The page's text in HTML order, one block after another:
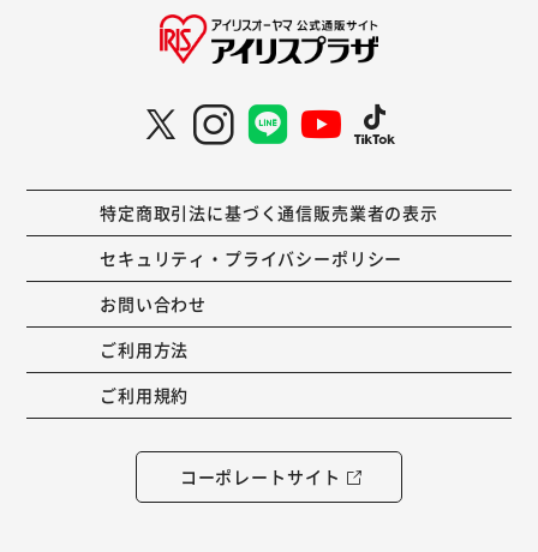
特定商取引法に基づく通信販売業者の表示
セキュリティ・プライバシーポリシー
お問い合わせ
ご利用方法
ご利用規約
コーポレートサイト